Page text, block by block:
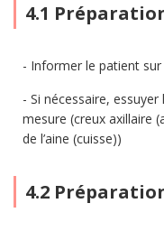
4.1
Informer le patient
Si nécessaire,
mesure (creux axillaire
de l’aine (cuisse))
4.2